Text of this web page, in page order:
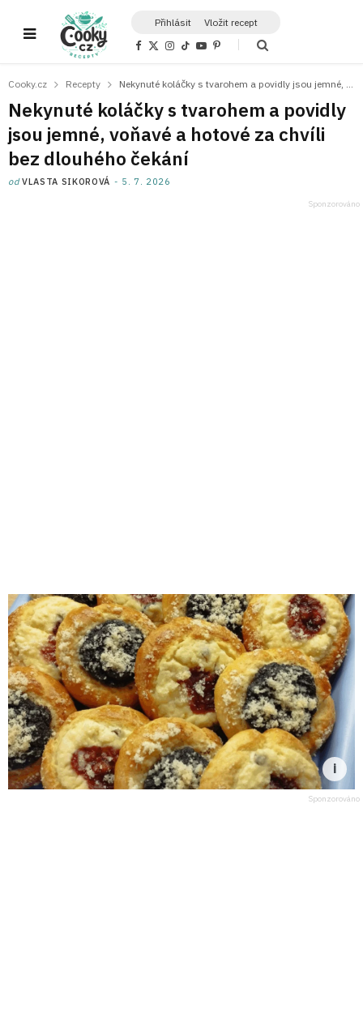
Přihlásit Vložit recept
F
b
o
k
X
i
t
e
r
)
I
a
r
a
m
T
o
Y
u
e
P
e
e
s
t
Cooky.cz Recepty
Nekynuté koláčky s tvarohem a povidly
jsou jemné, voňavé a hotové za chvíli
bez dlouhého čekání
odVLASTA SIKOROVÁ 5. 7. 2026